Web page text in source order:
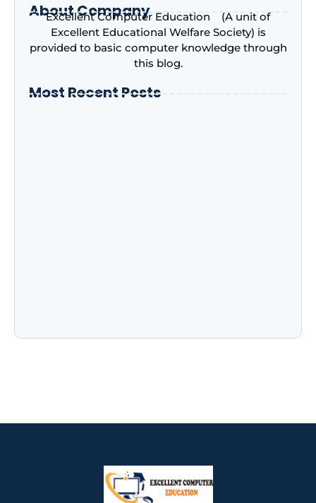
About Company
Excellent Computer Education (A unit of
Excellent Educational Welfare Society) is
provided to basic computer knowledge through
this blog.
Most Recent Posts